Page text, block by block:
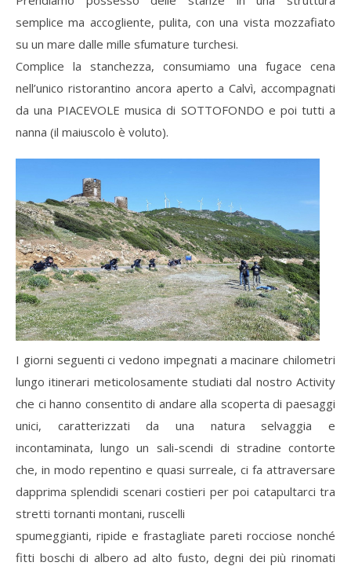
semplice ma accogliente, pulita, con una vista mozzafiato
su un mare dalle mille sfumature turchesi.
Complice la stanchezza, consumiamo una fugace cena
nell’unico ristorantino ancora aperto a Calvì, accompagnati
da una PIACEVOLE musica di SOTTOFONDO e poi tutti a
nanna (il maiuscolo è voluto).
I giorni seguenti ci vedono impegnati a macinare chilometri
lungo itinerari meticolosamente studiati dal nostro Activity
che ci hanno consentito di andare alla scoperta di paesaggi
unici, caratterizzati da una natura selvaggia e
incontaminata, lungo un sali-scendi di stradine contorte
che, in modo repentino e quasi surreale, ci fa attraversare
dapprima splendidi scenari costieri per poi catapultarci tra
stretti tornanti montani, ruscelli
spumeggianti, ripide e frastagliate pareti rocciose nonché
fitti boschi di albero ad alto fusto, degni dei più rinomati